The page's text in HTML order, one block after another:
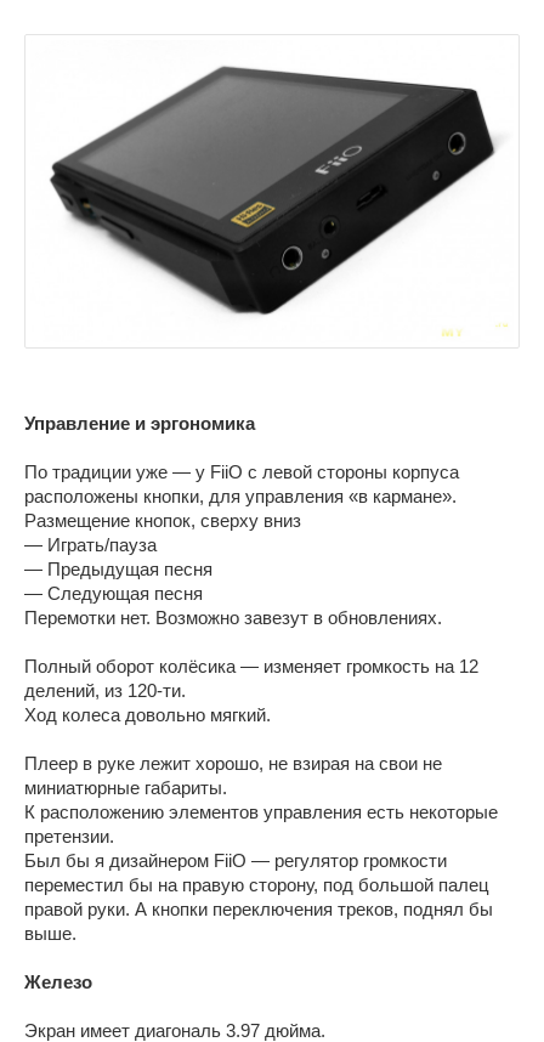
Управление и эргономика
По традиции уже — у FiiO с левой стороны корпуса
расположены кнопки, для управления «в кармане».
Размещение кнопок, сверху вниз
— Играть/пауза
— Предыдущая песня
— Следующая песня
Перемотки нет. Возможно завезут в обновлениях.
Полный оборот колёсика — изменяет громкость на 12
делений, из 120-ти.
Ход колеса довольно мягкий.
Плеер в руке лежит хорошо, не взирая на свои не
миниатюрные габариты.
К расположению элементов управления есть некоторые
претензии.
Был бы я дизайнером FiiO — регулятор громкости
переместил бы на правую сторону, под большой палец
правой руки. А кнопки переключения треков, поднял бы
выше.
Железо
Экран имеет диагональ 3.97 дюйма.